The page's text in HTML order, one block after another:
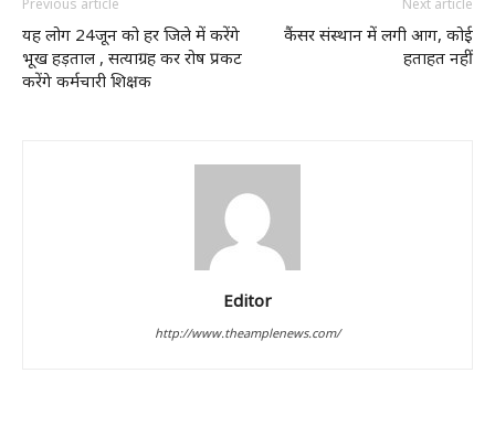
यह लोग 24जून को हर जिले में करेंगे
भूख हड़ताल , सत्याग्रह कर रोष प्रकट
करेंगे कर्मचारी शिक्षक
कैंसर संस्थान में लगी आग, कोई
हताहत नहीं
Editor
http://www.theamplenews.com/